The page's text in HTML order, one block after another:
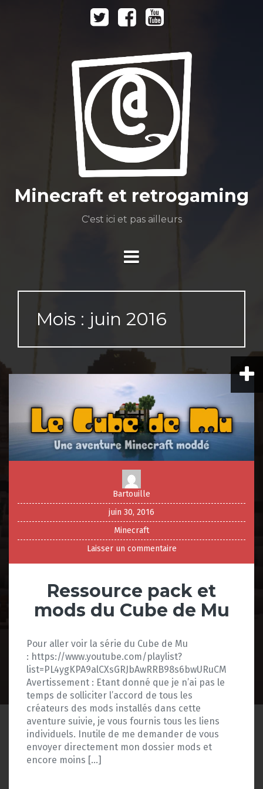
TwitterFacebookYoutube
Minecraft et retrogaming
C'est ici et pas ailleurs
Mois : juin 2016
Bartouille
juin 30, 2016
Minecraft
Laisser un commentaire
Ressource pack et
mods du Cube de Mu
Pour aller voir la série du Cube de Mu
: https://www.youtube.com/playlist?
list=PL4ygKPA9alCXsGRJbAwRRB98s6bwURuCM
Avertissement : Etant donné que je n’ai pas le
temps de solliciter l’accord de tous les
créateurs des mods installés dans cette
aventure suivie, je vous fournis tous les liens
individuels. Inutile de me demander de vous
envoyer directement mon dossier mods et
encore moins […]